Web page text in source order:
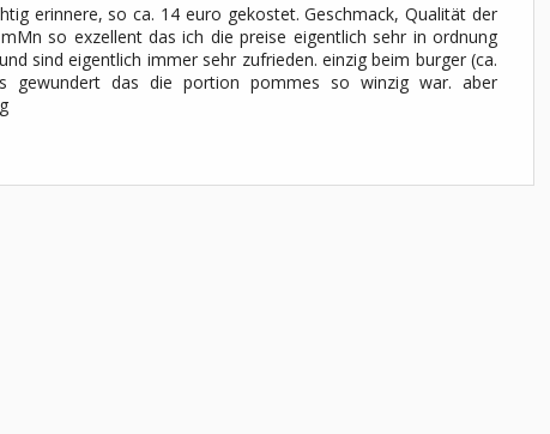
erinnere, so ca. 14 euro gekostet. Geschmack, Qualität der
so exzellent das ich die preise eigentlich sehr in ordnung
sind eigentlich immer sehr zufrieden. einzig beim burger (ca.
gewundert das die portion pommes so winzig war. aber